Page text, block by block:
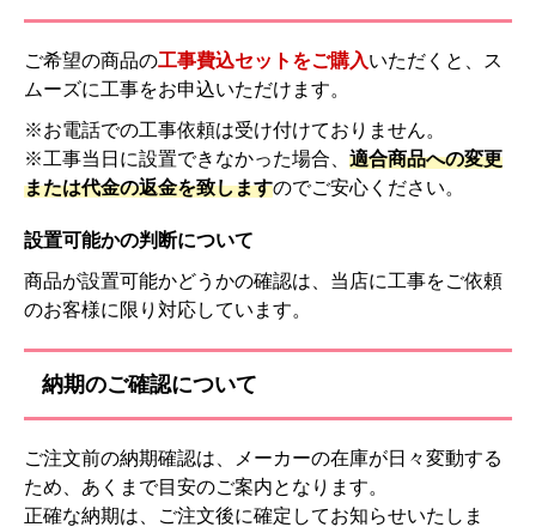
ご希望の商品の工事費込セットをご購入いただくと、ス
ムーズに工事をお申込いただけます。
※お電話での工事依頼は受け付けておりません。
※工事当日に設置できなかった場合、 適合商品への変更
または代金の返金を致しますのでご安心ください。
設置可能かの判断について
商品が設置可能かどうかの確認は、当店に工事をご依頼
のお客様に限り対応しています。
納期のご確認について
ご注文前の納期確認は、メーカーの在庫が日々変動する
ため、あくまで目安のご案内となります。
正確な納期は、ご注文後に確定してお知らせいたしま